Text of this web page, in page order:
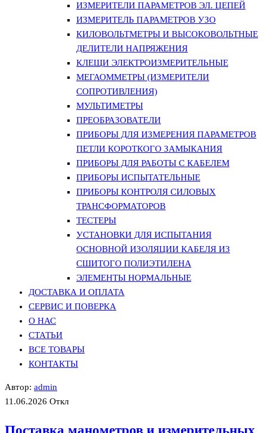
ИЗМЕРИТЕЛИ ПАРАМЕТРОВ ЭЛ. ЦЕПЕЙ
ИЗМЕРИТЕЛЬ ПАРАМЕТРОВ УЗО
КИЛОВОЛЬТМЕТРЫ И ВЫСОКОВОЛЬТНЫЕ
ДЕЛИТЕЛИ НАПРЯЖЕНИЯ
КЛЕЩИ ЭЛЕКТРОИЗМЕРИТЕЛЬНЫЕ
МЕГАОММЕТРЫ (ИЗМЕРИТЕЛИ
СОПРОТИВЛЕНИЯ)
МУЛЬТИМЕТРЫ
ПРЕОБРАЗОВАТЕЛИ
ПРИБОРЫ ДЛЯ ИЗМЕРЕНИЯ ПАРАМЕТРОВ
ПЕТЛИ КОРОТКОГО ЗАМЫКАНИЯ
ПРИБОРЫ ДЛЯ РАБОТЫ С КАБЕЛЕМ
ПРИБОРЫ ИСПЫТАТЕЛЬНЫЕ
ПРИБОРЫ КОНТРОЛЯ СИЛОВЫХ
ТРАНСФОРМАТОРОВ
ТЕСТЕРЫ
УСТАНОВКИ ДЛЯ ИСПЫТАНИЯ
ОСНОВНОЙ ИЗОЛЯЦИИ КАБЕЛЯ ИЗ
СШИТОГО ПОЛИЭТИЛЕНА
ЭЛЕМЕНТЫ НОРМАЛЬНЫЕ
ДОСТАВКА И ОПЛАТА
СЕРВИС И ПОВЕРКА
О НАС
СТАТЬИ
ВСЕ ТОВАРЫ
КОНТАКТЫ
Автор: admin
11.06.2026 Откл